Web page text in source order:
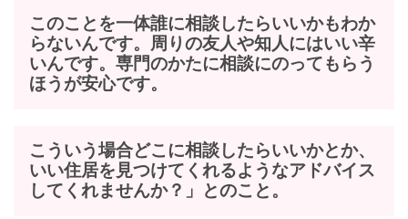
このことを一体誰に相談したらいいかもわか
らないんです。周りの友人や知人にはいい辛
いんです。専門のかたに相談にのってもらう
ほうが安心です。
こういう場合どこに相談したらいいかとか、
いい住居を見つけてくれるようなアドバイス
してくれませんか？」とのこと。